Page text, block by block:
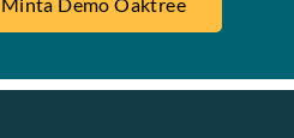
Minta Demo Oaktree